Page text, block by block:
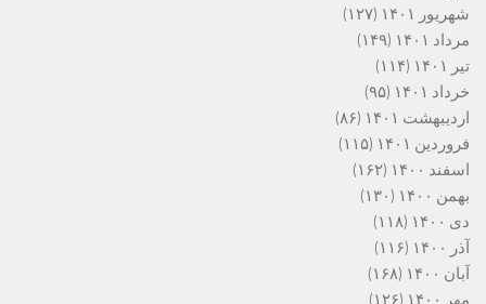
شهریور ۱۴۰۱
(۱۲۷)
مرداد ۱۴۰۱
(۱۴۹)
تیر ۱۴۰۱
(۱۱۴)
خرداد ۱۴۰۱
(۹۵)
اردیبهشت ۱۴۰۱
(۸۶)
فروردین ۱۴۰۱
(۱۱۵)
اسفند ۱۴۰۰
(۱۶۲)
بهمن ۱۴۰۰
(۱۳۰)
دی ۱۴۰۰
(۱۱۸)
آذر ۱۴۰۰
(۱۱۶)
آبان ۱۴۰۰
(۱۶۸)
مهر ۱۴۰۰
(۱۲۶)